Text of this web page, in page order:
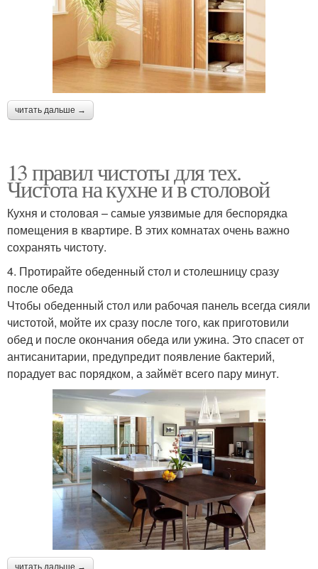
читать дальше →
13 правил чистоты для тех.
Чистота на кухне и в столовой
Кухня и столовая – самые уязвимые для беспорядка
помещения в квартире. В этих комнатах очень важно
сохранять чистоту.
4. Протирайте обеденный стол и столешницу сразу
после обеда
Чтобы обеденный стол или рабочая панель всегда сияли
чистотой, мойте их сразу после того, как приготовили
обед и после окончания обеда или ужина. Это спасет от
антисанитарии, предупредит появление бактерий,
порадует вас порядком, а займёт всего пару минут.
читать дальше →